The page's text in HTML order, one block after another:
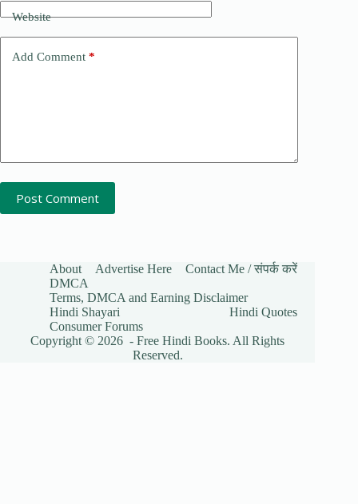
Website
Add Comment *
Post Comment
About Advertise Here
Contact Me / संपर्क करें
DMCA
Terms, DMCA and Earning Disclaimer
Hindi Shayari
Hindi Quotes
Consumer Forums
Copyright © 2026 - Free Hindi Books. All Rights
Reserved.